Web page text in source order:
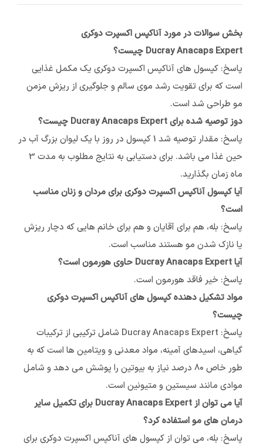
بخش سوالات در مورد آناکپس اکسپرت دوکری
Ducray Anacaps Expert چیست؟
پاسخ: کپسول های آناکپس اکسپرت دوکری یک مکمل غذایی
است که برای تقویت رشد موی سالم و جلوگیری از ریزش مزمن
مو طراحی شد است.
دوز توصیه شده برای Ducray Anacaps Expert چیست؟
پاسخ: مقدار توصیه شد 1 کپسول در روز با یک لیوان بزرگ آب در
حین غذا می باشد. برای دستیابی به نتایج مطلوب به مدت 3
ماه زمان بگذارید.
آیا کپسول آناکپس اکسپرت دوکری برای مردان و زنان مناسب
است؟
پاسخ: بله، هم برای آقایان و هم برای خانم هایی که دچار ریزش
یا نازک شدن مو هستند مناسب است.
آیا Ducray Anacaps Expert حاوی هورمون است؟
پاسخ: خیر فاقد هورمون است.
مواد تشکیل دهنده کپسول های آناکپس اکسپرت دوکری
چیست؟
پاسخ: Ducray Anacaps Expert شامل ترکیبی از ترکیبات
گیاهی، اسیدهای آمینه، مواد معدنی و ویتامین ها است که به
طور خاص 80 درصد نیاز به بیوتین را پوشش می دهد و شامل
موادی مانند سیستین و متیونین است.
آیا می توان از Ducray Anacaps Expert برای تکمیل سایر
درمان های مو استفاده کرد؟
پاسخ: بله، می توان از کپسول های آناکپس اکسپرت دوکری برای